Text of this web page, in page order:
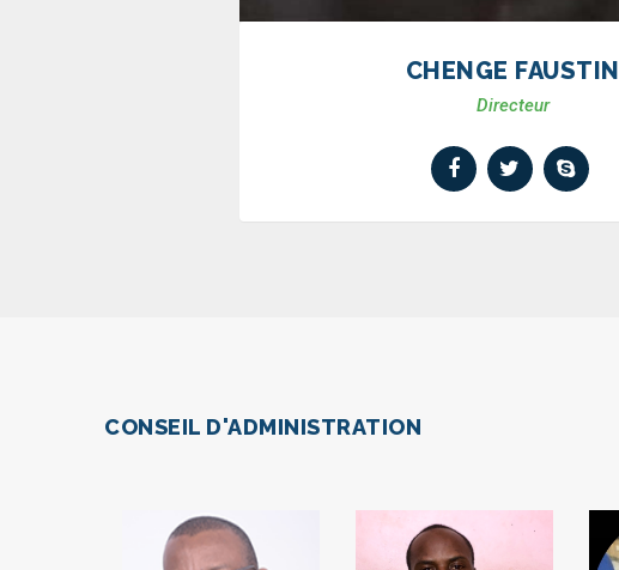
CHENGE FAUSTIN
Directeur
CONSEIL D'ADMINISTRATION